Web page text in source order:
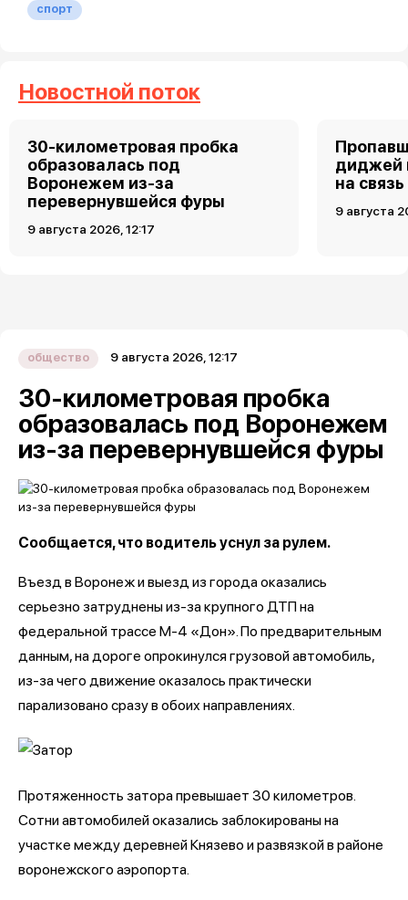
спорт
Новостной поток
30-километровая пробка
образовалась под
Воронежем из-за
перевернувшейся фуры
9 августа 2026, 12:17
диджей
на связь
9 августа
общество 9 августа 2026, 12:17
30-километровая пробка
образовалась под Воронежем
из-за перевернувшейся фуры
Сообщается, что водитель уснул за рулем.
Въезд в Воронеж и выезд из города оказались
серьезно затруднены из-за крупного ДТП на
федеральной трассе М-4 «Дон». По предварительным
данным, на дороге опрокинулся грузовой автомобиль,
из-за чего движение оказалось практически
парализовано сразу в обоих направлениях.
Протяженность затора превышает 30 километров.
Сотни автомобилей оказались заблокированы на
участке между деревней Князево и развязкой в районе
воронежского аэропорта.